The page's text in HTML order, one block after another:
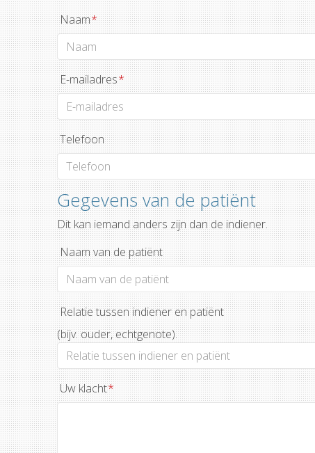
Naam*
E-mailadres*
Telefoon
Gegevens van de patiënt
Dit kan iemand anders zijn dan de indiener.
Naam van de patiënt
Relatie tussen indiener en patiënt
(bijv. ouder, echtgenote).
Uw klacht*